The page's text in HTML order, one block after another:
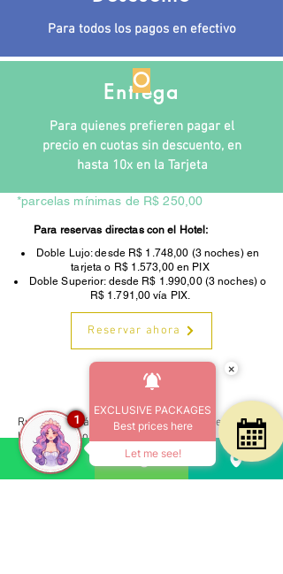
Para todos los pagos en efectivo
Entrega
Para quienes prefieren pagar el
precio en cuotas sin descuento, en
hasta 10x en la Tarjeta
O
*parcelas mínimas de R$ 250,00
Para reservas directas con el Hotel:
Doble Lujo: desde R$ 1.748,00 (3 noches) en
tarjeta o R$ 1.573,00 en PIX
Doble Superior: desde R$ 1.990,00 (3 noches) o
R$ 1.791,00 vía PIX.
Reservar ahora
Comenzar
Rua Guarapirá, 405 - Barrio Praia Grande
Ubatuba - Sao Paulo - Brasil
Código Postal11687-530 | Teléfono
12 3835-1611
CADASTUR26.062628.20.0001-1
×
EXCLUSIVE PACKAGES
Best prices here
Let me see!
1